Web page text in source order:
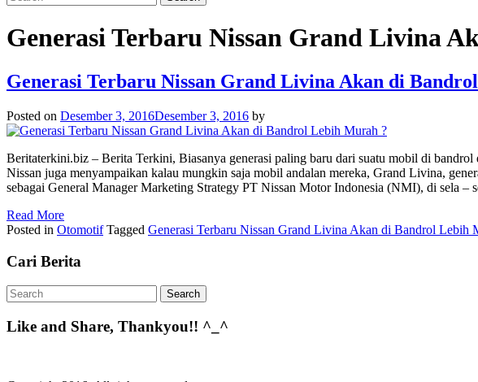
Generasi Terbaru Nissan Grand Livina
Generasi Terbaru Nissan Grand Livina Akan di
Posted on Desember 3, 2016Desember 3, 2016 by
Beritaterkini.biz – Berita Terkini, Biasanya generasi paling baru dari suatu mobil di
Nissan juga menyampaikan kalau mungkin saja mobil andalan mereka, Grand Livina,
sebagai General Manager Marketing Strategy PT Nissan Motor Indonesia (NMI), di sela –
Read More
Posted in Otomotif Tagged Generasi Terbaru Nissan Grand Livina Akan di Bandrol Lebih
Cari Berita
Like and Share, Thankyou!! ^_^